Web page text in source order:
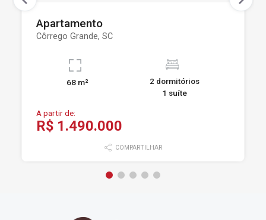
Apartamento
Côrrego Grande, SC
68 m²
2 dormitórios
1 suíte
A partir de:
R$ 1.490.000
COMPARTILHAR